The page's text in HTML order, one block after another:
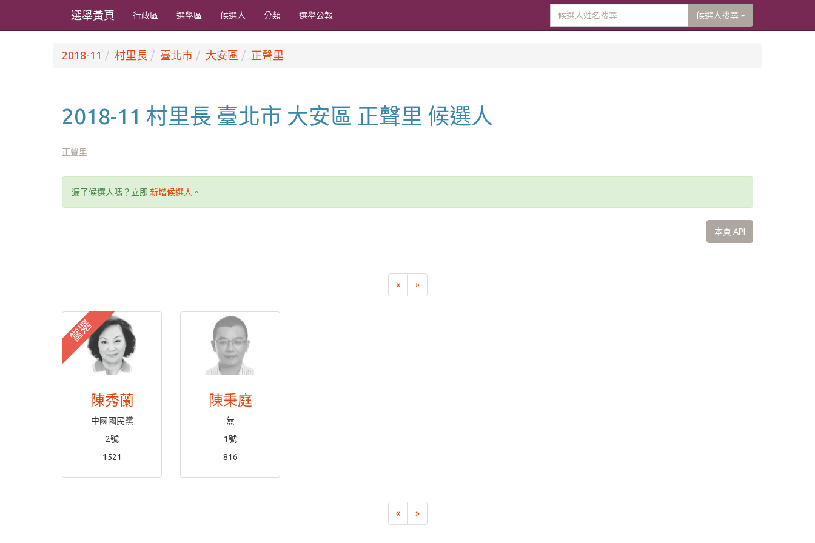
選舉黃頁 行政區 選舉區 候選人 分類 選舉公報 候選人搜尋
2018-11 村里長 臺北市 大安區 正聲里
2018-11 村里長 臺北市 大安區 正聲里 候選人
正聲里
漏了候選人嗎？立即 新增候選人 。
本頁 API
« »
當選
陳秀蘭
中國國民黨
2號
1521
陳秉庭
無
1號
816
« »